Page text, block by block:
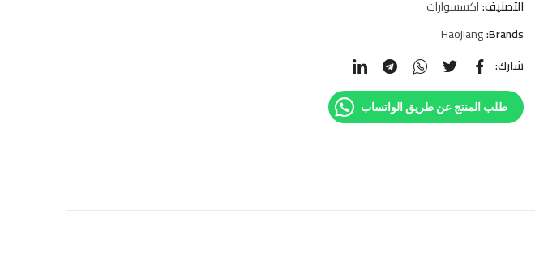
التصنيف:اكسسوارات
Brands:
Haojiang
شارك:
طلب المنتج عن طريق الواتساب